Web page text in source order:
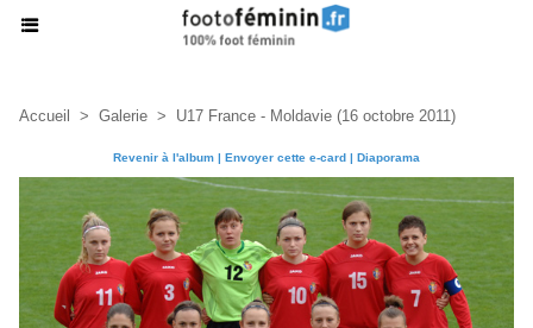
Accueil > Galerie > U17 France - Moldavie (16 octobre 2011)
Revenir à l'album | Envoyer cette e-card | Diaporama